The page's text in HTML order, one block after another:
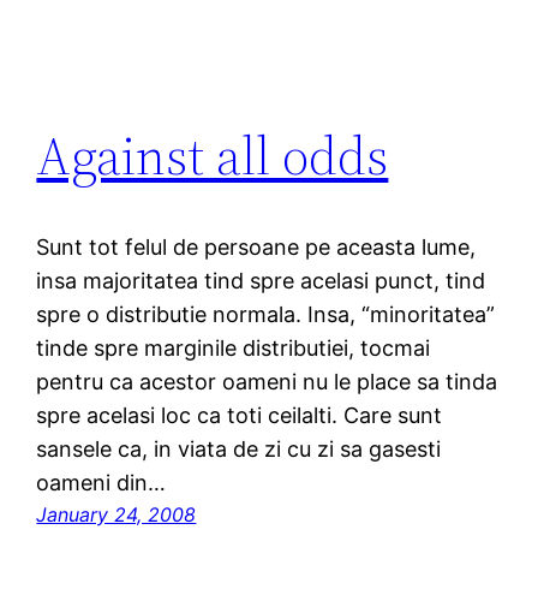
Against all odds
Sunt tot felul de persoane pe aceasta lume,
insa majoritatea tind spre acelasi punct, tind
spre o distributie normala. Insa, “minoritatea”
tinde spre marginile distributiei, tocmai
pentru ca acestor oameni nu le place sa tinda
spre acelasi loc ca toti ceilalti. Care sunt
sansele ca, in viata de zi cu zi sa gasesti
oameni din…
January 24, 2008